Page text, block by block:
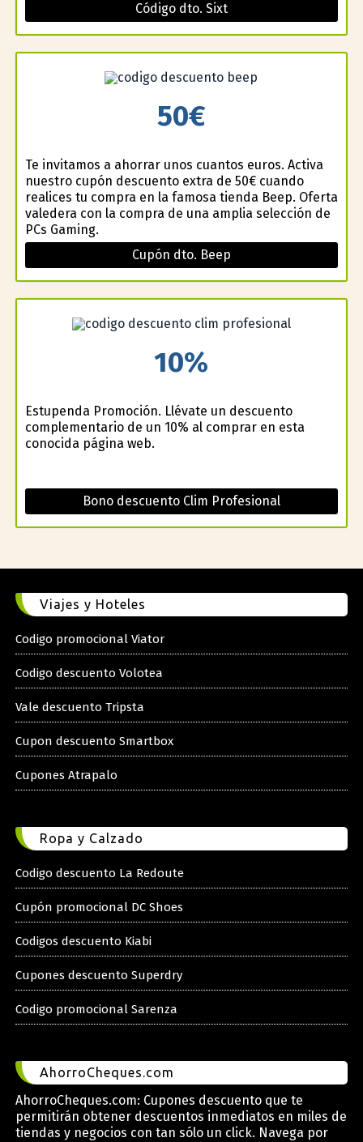
Código dto. Sixt
50€
Te invitamos a ahorrar unos cuantos euros. Activa
nuestro cupón descuento extra de 50€ cuando
realices tu compra en la famosa tienda Beep. Oferta
valedera con la compra de una amplia selección de
PCs Gaming.
Cupón dto. Beep
10%
Estupenda Promoción. Llévate un descuento
complementario de un 10% al comprar en esta
conocida página web.
Bono descuento Clim Profesional
Viajes y Hoteles
Codigo promocional Viator
Codigo descuento Volotea
Vale descuento Tripsta
Cupon descuento Smartbox
Cupones Atrapalo
Ropa y Calzado
Codigo descuento La Redoute
Cupón promocional DC Shoes
Codigos descuento Kiabi
Cupones descuento Superdry
Codigo promocional Sarenza
AhorroCheques.com
AhorroCheques.com: Cupones descuento que te
permitirán obtener descuentos inmediatos en miles de
tiendas y negocios con tan sólo un click. Navega por